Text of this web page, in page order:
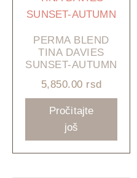
PERMA BLEND
TINA DAVIES
SUNSET-AUTUMN
5,850.00 rsd
Pročitajte
još